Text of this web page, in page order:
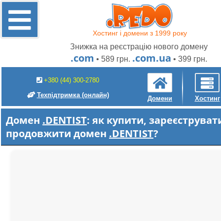
Хостинг і домени з 1999 року
Знижка на реєстрацію нового домену
.com • 589 грн. .com.ua • 399 грн.
+380 (44) 300-2780
Техпідтримка (онлайн) Домени Хостинг
Домен .DENTIST: як купити,
продовжити домен .DENTIST?